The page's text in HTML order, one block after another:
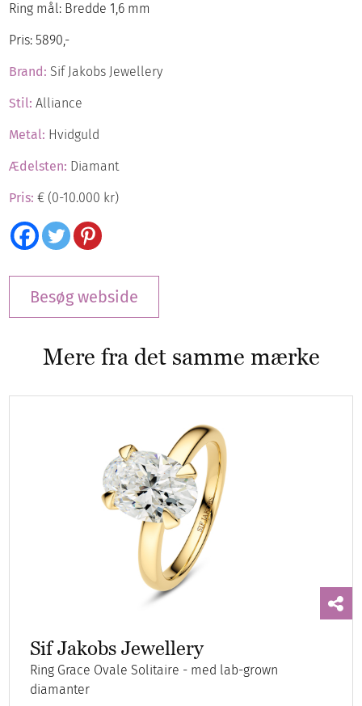
Ring mål: Bredde 1,6 mm
Pris: 5890,-
Brand:Sif Jakobs Jewellery
Stil:Alliance
Metal: Hvidguld
Ædelsten: Diamant
Pris:€ (0-10.000 kr)
Besøg webside
Mere fra det samme mærke
Sif Jakobs Jewellery
Ring Grace Ovale Solitaire - med lab-grown
diamanter